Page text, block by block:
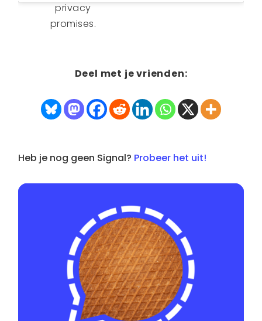
privacy
promises.
Deel met je vrienden:
Heb je nog geen Signal? Probeer het uit!